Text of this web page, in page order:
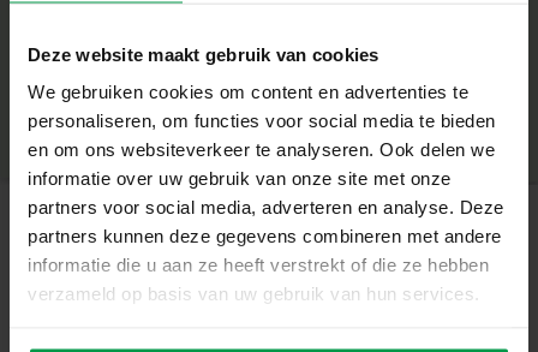
Deze website maakt gebruik van cookies
We gebruiken cookies om content en advertenties te
personaliseren, om functies voor social media te bieden
en om ons websiteverkeer te analyseren. Ook delen we
informatie over uw gebruik van onze site met onze
partners voor social media, adverteren en analyse. Deze
partners kunnen deze gegevens combineren met andere
informatie die u aan ze heeft verstrekt of die ze hebben
verzameld op basis van uw gebruik van hun services.
– Stimuleert nieuwsgierigheid en geduld
– Ideaal voor kinderen vanaf 4 jaar
– Perfect voor kleine dino fans
Ontdek Het Wonder Van Uitbroeden
Met deze set kunnen kinderen op een magische manier
een dinosaurus uitbroeden. Door het ei in water te
leggen, zal het langzaam barsten en komt de dino
tevoorschijn. Een geweldige manier om nieuwsgierigheid
te wekken en te genieten van een uniek leerproces. Deze
Productnummer|
25063
Deel dit product
Gerelateerde producten
Groeiende
Minimale